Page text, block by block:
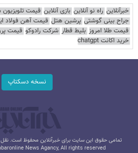
خبرآنلاین راه نو آنلاین بازی آنلاین قیمت
جراح بینی گوشتی پرشین هتل قیمت آهن فولاد
قیمت طلا امروز بلیط قطار شرکت رادوکو قیمت
خرید اکانت chatgpt
نسخه دسکتاپ
تمامی حقوق این سایت برای خبرآنلاین محفوظ است. نقل
News Agancy, All rights reserved